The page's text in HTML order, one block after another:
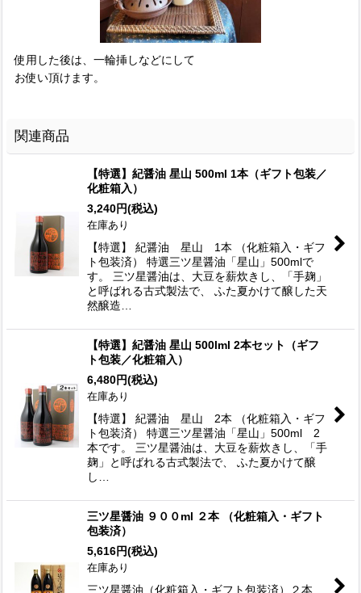
使用した後は、一輪挿しなどにして
お使い頂けます。
関連商品
【特選】紀醤油 星山 500ml 1本（ギフト包装／
化粧箱入）
3,240円(税込)
在庫あり
【特選】 紀醤油 星山 1本 （化粧箱入・ギフ
ト包装済） 特選三ツ星醤油「星山」500mlで
す。 三ツ星醤油は、大豆を薪炊きし、「手麹」
と呼ばれる古式製法で、 ふた夏かけて醸した天
然醸造…
【特選】紀醤油 星山 500lml 2本セット（ギフ
ト包装／化粧箱入）
6,480円(税込)
在庫あり
【特選】 紀醤油 星山 2本 （化粧箱入・ギフ
ト包装済） 特選三ツ星醤油「星山」500ml 2
本です。 三ツ星醤油は、大豆を薪炊きし、「手
麹」と呼ばれる古式製法で、 ふた夏かけて醸
し…
三ツ星醤油 ９００ml ２本 （化粧箱入・ギフト
包装済）
5,616円(税込)
在庫あり
三ツ星醤油（化粧箱入・ギフト包装済）２本